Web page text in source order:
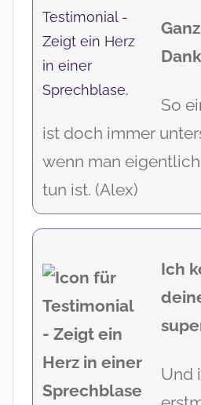
So
ist doch immer
wenn man
tun ist. (Alex)
Ich
Und